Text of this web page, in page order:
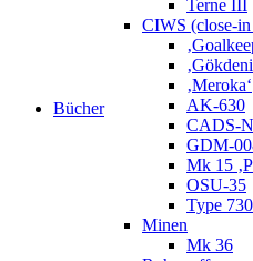
Bücher
Terne III
CIWS (close-
‚Meroka‘
AK-630
CADS-
GDM-
Mk 15
OSU-35
Type 730
Minen
Mk 36